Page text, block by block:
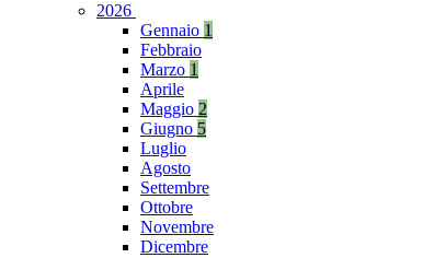
2026
Gennaio 1
Febbraio
Marzo 1
Aprile
Maggio 2
Giugno 5
Luglio
Agosto
Settembre
Ottobre
Novembre
Dicembre